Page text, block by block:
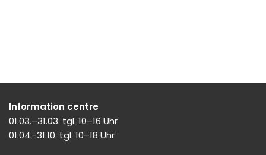
Information centre
01.03.–31.03. tgl. 10–16 Uhr
01.04.-31.10. tgl. 10–18 Uhr